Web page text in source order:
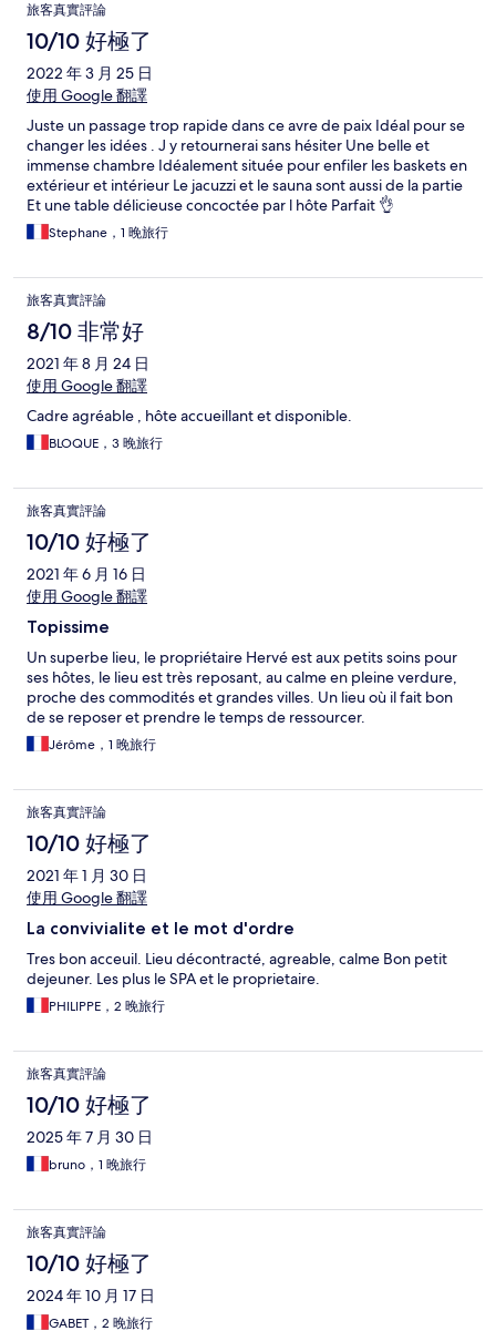
旅客真實評論
10/10 好極了
2022 年 3 月 25 日
使用 Google 翻譯
Juste un passage trop rapide dans ce avre de paix Idéal pour se
changer les idées . J y retournerai sans hésiter Une belle et
immense chambre Idéalement située pour enfiler les baskets en
extérieur et intérieur Le jacuzzi et le sauna sont aussi de la partie
Et une table délicieuse concoctée par l hôte Parfait 👌
Stephane，1 晚旅行
旅客真實評論
8/10 非常好
2021 年 8 月 24 日
使用 Google 翻譯
Cadre agréable , hôte accueillant et disponible.
BLOQUE，3 晚旅行
旅客真實評論
10/10 好極了
2021 年 6 月 16 日
使用 Google 翻譯
Topissime
Un superbe lieu, le propriétaire Hervé est aux petits soins pour
ses hôtes, le lieu est très reposant, au calme en pleine verdure,
proche des commodités et grandes villes. Un lieu où il fait bon
de se reposer et prendre le temps de ressourcer.
Jérôme，1 晚旅行
旅客真實評論
10/10 好極了
2021 年 1 月 30 日
使用 Google 翻譯
La convivialite et le mot d'ordre
Tres bon acceuil. Lieu décontracté, agreable, calme Bon petit
dejeuner. Les plus le SPA et le proprietaire.
PHILIPPE，2 晚旅行
旅客真實評論
10/10 好極了
2025 年 7 月 30 日
bruno，1 晚旅行
旅客真實評論
10/10 好極了
2024 年 10 月 17 日
GABET，2 晚旅行